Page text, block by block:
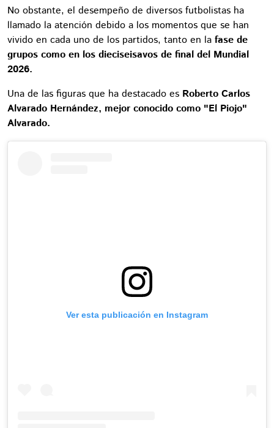
No obstante, el desempeño de diversos futbolistas ha
llamado la atención debido a los momentos que se han
vivido en cada uno de los partidos, tanto en la fase de
grupos como en los dieciseisavos de final del Mundial
2026.
Una de las figuras que ha destacado es Roberto Carlos
Alvarado Hernández, mejor conocido como "El Piojo"
Alvarado.
Ver esta publicación en Instagram